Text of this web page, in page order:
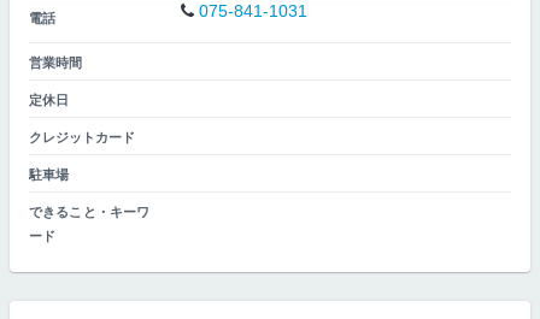
電話 075-841-1031
営業時間
定休日
クレジットカード
駐車場
できること・キーワ
ード